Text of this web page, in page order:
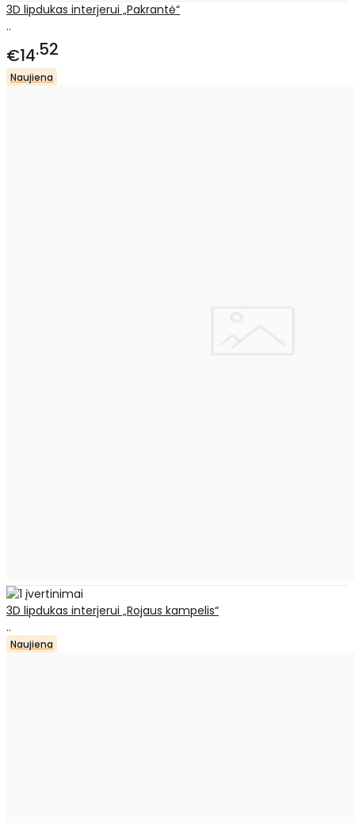
3D lipdukas interjerui „Pakrantė“
..
€14 52
Naujiena
3D lipdukas interjerui „Rojaus kampelis“
..
Naujiena